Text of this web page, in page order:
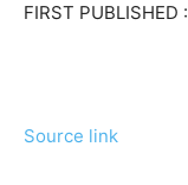
FIRST PUBLISHED :
Source link